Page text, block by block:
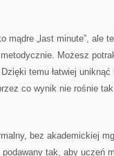
mądre „last minute”, ale
Możesz
temu łatwiej
co wynik nie rośnie
bez akademickiej
tak, aby uczeń